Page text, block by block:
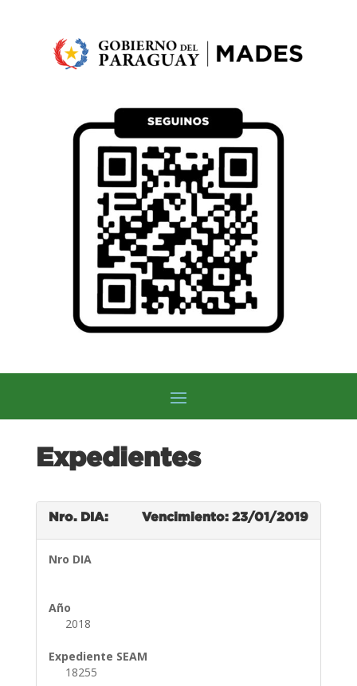
Expedientes
Nro. DIA: Vencimiento: 23/01/2019
Nro DIA
Año
2018
Expediente SEAM
18255